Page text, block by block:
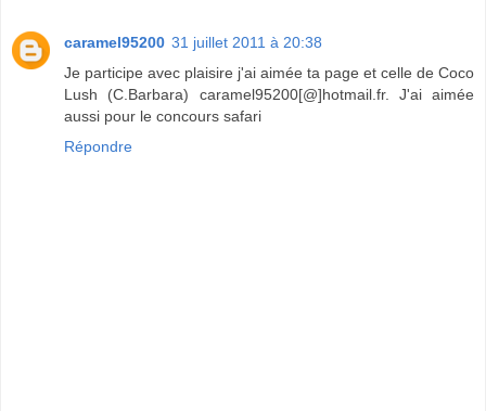
caramel95200 31 juillet 2011 à 20:38
Je participe avec plaisire j'ai aimée ta page et celle de Coco
Lush (C.Barbara) caramel95200[@]hotmail.fr. J'ai aimée
aussi pour le concours safari
Répondre